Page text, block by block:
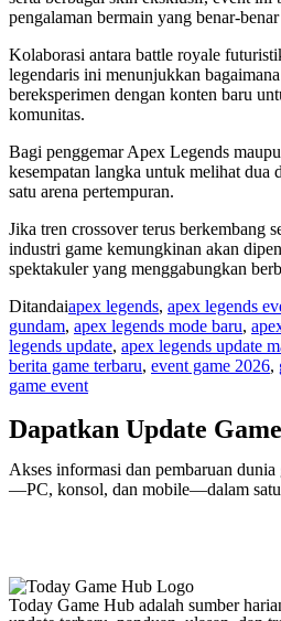
pengalaman bermain yang benar-
Kolaborasi antara battle royale
legendaris ini menunjukkan
bereksperimen dengan konten baru
komunitas.
Bagi penggemar Apex Legends
kesempatan langka untuk melihat dua
satu arena pertempuran.
Jika tren crossover terus berkembang
industri game kemungkinan akan
spektakuler yang menggabungkan
Ditandaiapex legends, apex legends
gundam, apex legends mode baru,
legends update, apex legends update
berita game terbaru, event game 2026,
game event
Dapatkan Update
Akses informasi dan pembaruan
—PC, konsol, dan mobile—dalam satu
Today Game Hub adalah sumber